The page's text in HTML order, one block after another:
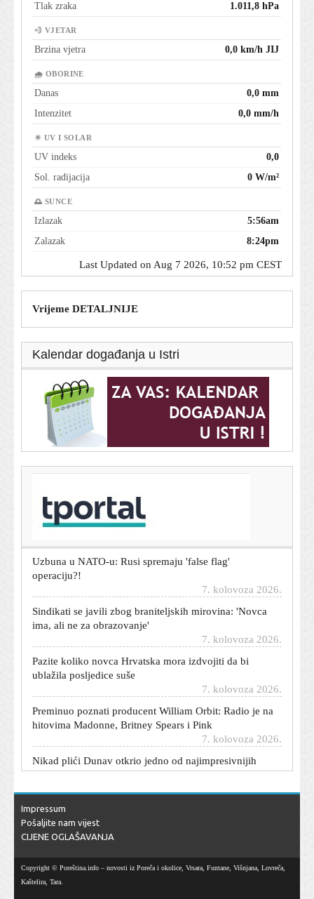
Tlak zraka
1.011,8 hPa
💨 VJETAR
Brzina vjetra 0,0 km/h JIJ
🌧 OBORINE
Danas
0,0 mm
Intenzitet
0,0 mm/h
☀ UV I SOLAR
UV indeks
0,0
Sol. radijacija
0 W/m²
🌅 SUNCE
Izlazak
5:56am
Zalazak
8:24pm
Last Updated on Aug 7 2026, 10:52 pm CEST
Vrijeme DETALJNIJE
Kalendar događanja u Istri
T-portal.hr
Meri u vestern stilu: Influencerica i voditeljica privukla
pažnju u izdanju u kojem je rijetko viđamo
Uzbuna u NATO-u: Rusi spremaju 'false flag'
operaciju?!
Sindikati se javili zbog braniteljskih mirovina: 'Novca
ima, ali ne za obrazovanje'
Pazite koliko novca Hrvatska mora izdvojiti da bi
ublažila posljedice suše
Preminuo poznati producent William Orbit: Radio je na
hitovima Madonne, Britney Spears i Pink
7. kolovoza 2026.
Nikad plići Dunav otkrio jedno od najimpresivnijih
inženjerskih dostignuća Rimskog Carstva
7. kolovoza 2026.
Što ako vam turisti spale apartman? Ovi koraci su
ključni u naknadi štete
7. kolovoza 2026.
Teška prometna nesreća u Zagorju: Poginuo motociklist
Impressum
Pošaljite nam vijest
CIJENE OGLAŠAVANJA
Copyright © Poreština.info – novosti iz Poreča i okolice, Vrsara, Funtane, Višnjana, Lovreča,
Kaštelira, Tara.